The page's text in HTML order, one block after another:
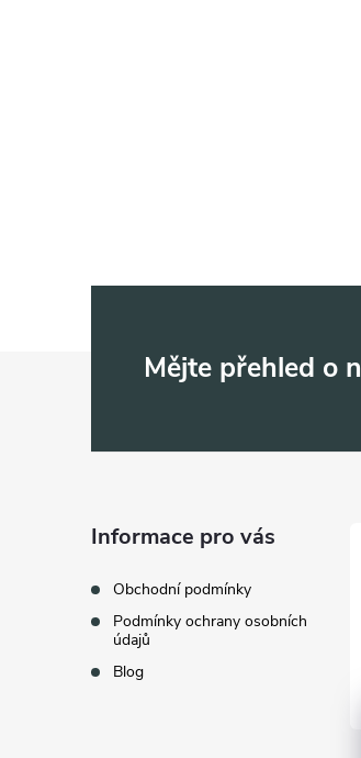
Mějte přehled o
Informace pro vás
Obchodní podmínky
Podmínky ochrany osobních
údajů
Blog